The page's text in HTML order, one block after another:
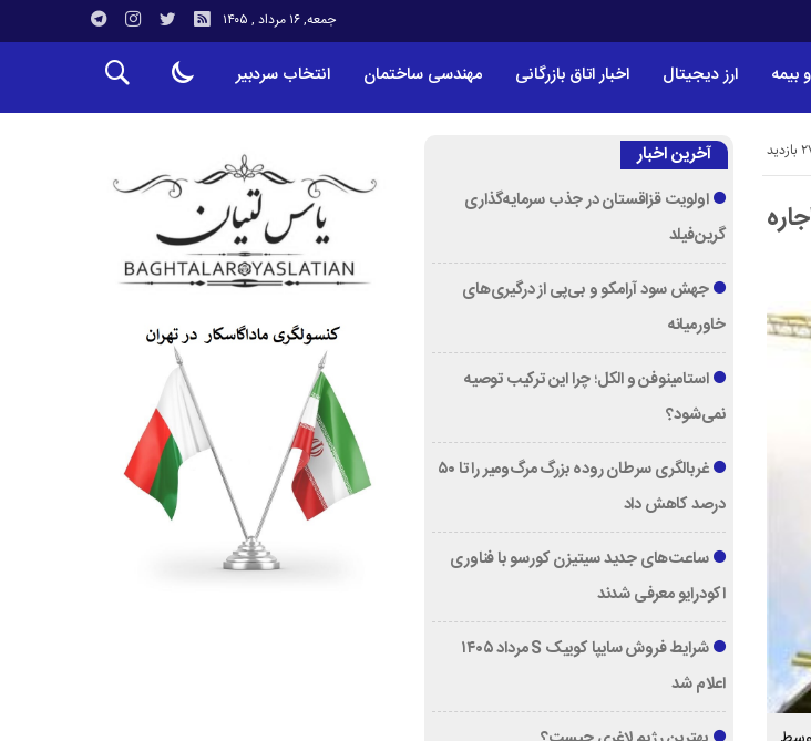
جمعه, ۱۶ مرداد , ۱۴۰۵
بیمه ارز دیجیتال اخبار اتاق بازرگانی مهندسی ساختمان انتخاب سردبیر
آخرین اخبار
اولویت قزاقستان در جذب سرمایه‌گذاری
گرین‌فیلد
جهش سود آرامکو و بی‌پی از درگیری‌های
خاورمیانه
استامینوفن و الکل؛ چرا این ترکیب توصیه
نمی‌شود؟
غربالگری سرطان روده بزرگ مرگ‌ومیر را تا ۵۰
درصد کاهش داد
ساعت‌های جدید سیتیزن کورسو با فناوری
اکودرایو معرفی شدند
شرایط فروش سایپا کوییک S مرداد ۱۴۰۵
اعلام شد